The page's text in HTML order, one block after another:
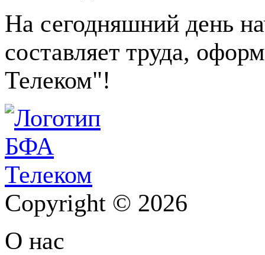
На сегодняшний день
составляет труда,
Телеком"!
Copyright © 2026
О нас